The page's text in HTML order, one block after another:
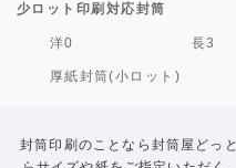
少ロット印刷対応封筒
洋0 長3
厚紙封筒(小ロット)
封筒印刷のことなら封筒屋どっ